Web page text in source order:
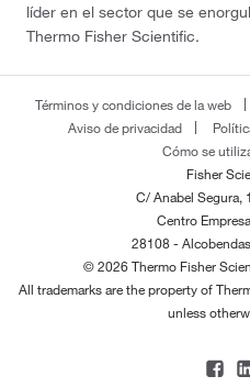
líder en el sector que se
Thermo Fisher Scientific.
Términos y condiciones de la web
Aviso de privacidad
Cómo se
Fisher
C/ Anabel Segura,
Centro
28108 -
© 2026 Thermo Fisher
All trademarks are the property of
unless